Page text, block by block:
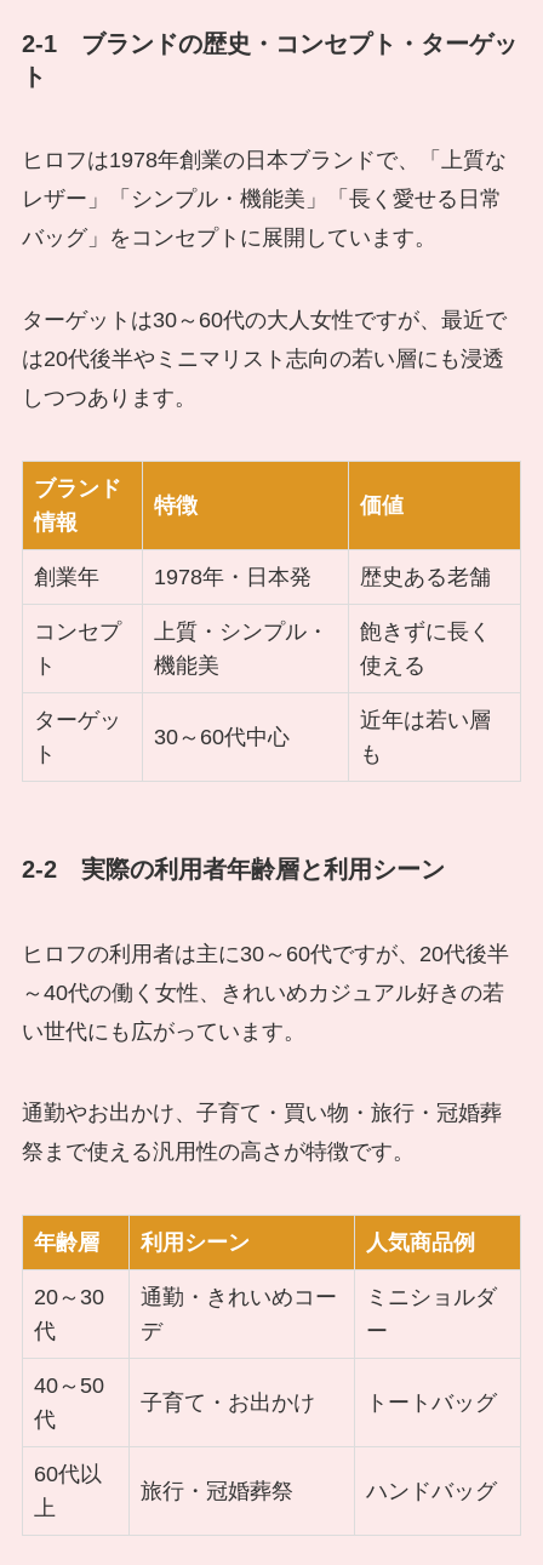
2-1 ブランドの歴史・コンセプト・ターゲッ
ト
ヒロフは1978年創業の日本ブランドで、「上質な
レザー」「シンプル・機能美」「長く愛せる日常
バッグ」をコンセプトに展開しています。
ターゲットは30～60代の大人女性ですが、最近で
は20代後半やミニマリスト志向の若い層にも浸透
しつつあります。
ブランド
情報
特徴 価値
創業年 1978年・日本発 歴史ある老舗
コンセプ
ト
上質・シンプル・
機能美
飽きずに長く
使える
ターゲッ
ト
30～60代中心
近年は若い層
も
2-2 実際の利用者年齢層と利用シーン
ヒロフの利用者は主に30～60代ですが、20代後半
～40代の働く女性、きれいめカジュアル好きの若
い世代にも広がっています。
通勤やお出かけ、子育て・買い物・旅行・冠婚葬
祭まで使える汎用性の高さが特徴です。
年齢層 利用シーン 人気商品例
20～30
代
通勤・きれいめコー
デ
ミニショルダ
ー
40～50
代
子育て・お出かけ トートバッグ
60代以
上
旅行・冠婚葬祭 ハンドバッグ